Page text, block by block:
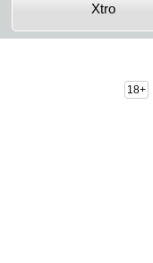
Xtro
18+